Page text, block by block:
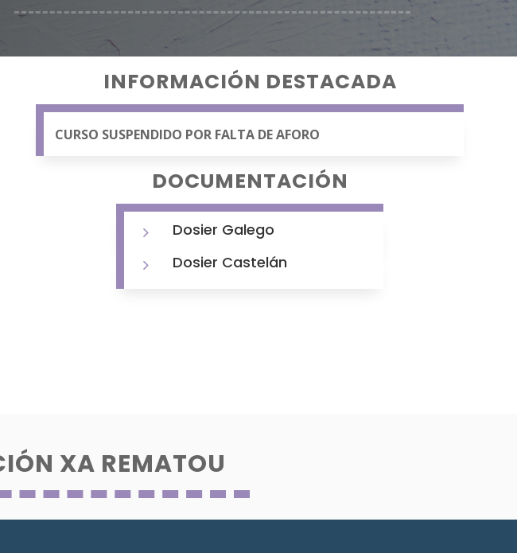
INFORMACIÓN DESTACADA
CURSO SUSPENDIDO POR FALTA DE AFORO
DOCUMENTACIÓN
5
Dosier Galego
5
Dosier Castelán
XA REMATOU